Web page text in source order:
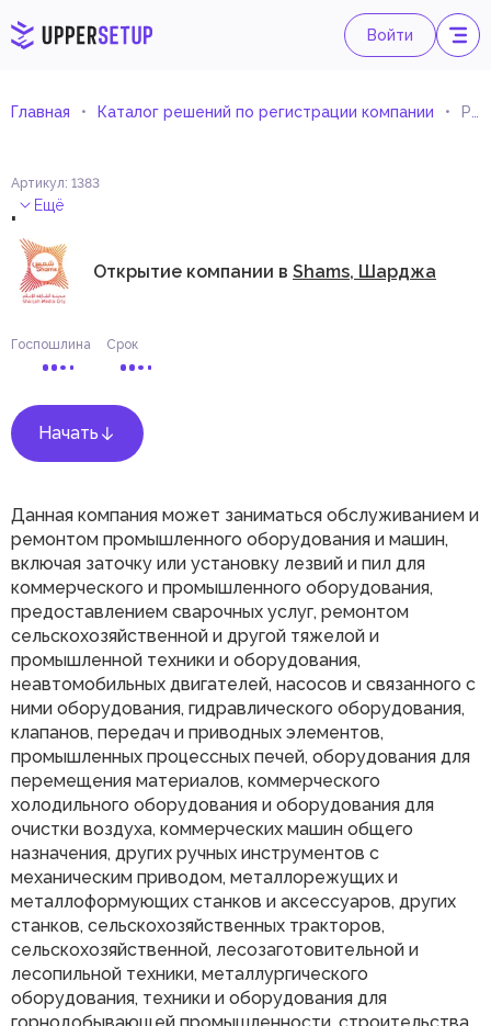
Войти
Главная Каталог решений по регистрации компании Ремонт изделий из обработанных металлов, техники и оборудования
Артикул: 1383
. Ещё
Открытие компании в Shams, Шарджа
Госпошлина Срок
Начать
Данная компания может заниматься обслуживанием и
ремонтом промышленного оборудования и машин,
включая заточку или установку лезвий и пил для
коммерческого и промышленного оборудования,
предоставлением сварочных услуг, ремонтом
сельскохозяйственной и другой тяжелой и
промышленной техники и оборудования,
неавтомобильных двигателей, насосов и связанного с
ними оборудования, гидравлического оборудования,
клапанов, передач и приводных элементов,
промышленных процессных печей, оборудования для
перемещения материалов, коммерческого
холодильного оборудования и оборудования для
очистки воздуха, коммерческих машин общего
назначения, других ручных инструментов с
механическим приводом, металлорежущих и
металлоформующих станков и аксессуаров, других
станков, сельскохозяйственных тракторов,
сельскохозяйственной, лесозаготовительной и
лесопильной техники, металлургического
оборудования, техники и оборудования для